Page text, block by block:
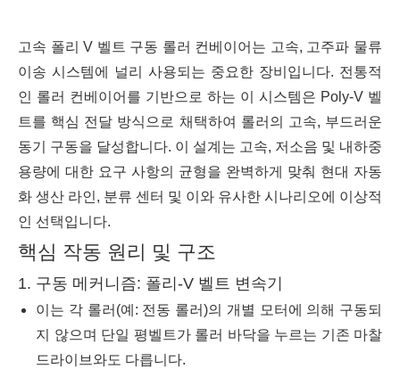
고속 폴리 V 벨트 구동 롤러 컨베이어는 고속, 고주파 물류
이송 시스템에 널리 사용되는 중요한 장비입니다. 전통적
인 롤러 컨베이어를 기반으로 하는 이 시스템은 Poly-V 벨
트를 핵심 전달 방식으로 채택하여 롤러의 고속, 부드러운
동기 구동을 달성합니다. 이 설계는 고속, 저소음 및 내하중
용량에 대한 요구 사항의 균형을 완벽하게 맞춰 현대 자동
화 생산 라인, 분류 센터 및 이와 유사한 시나리오에 이상적
인 선택입니다.
핵심 작동 원리 및 구조
1. 구동 메커니즘: 폴리-V 벨트 변속기
이는 각 롤러(예: 전동 롤러)의 개별 모터에 의해 구동되
지 않으며 단일 평벨트가 롤러 바닥을 누르는 기존 마찰
드라이브와도 다릅니다.